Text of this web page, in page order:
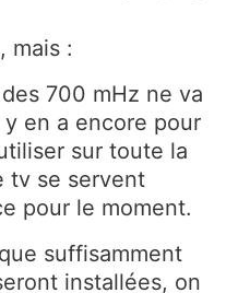
mais :
700 mHz ne va
en a encore pour
sur toute la
tv se servent
pour le moment.
suffisamment
installées, on